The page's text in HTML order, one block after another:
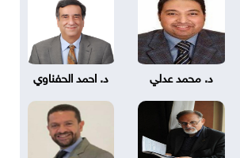
د. محمد عدلي د. احمد الحفناوي